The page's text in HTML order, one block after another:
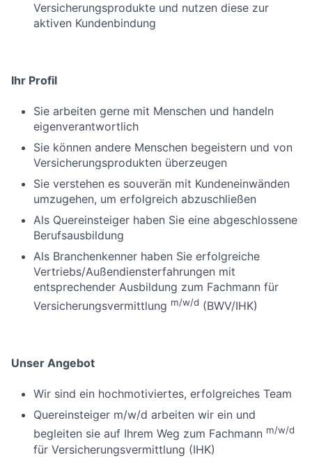
Versicherungsprodukte und nutzen diese zur
aktiven Kundenbindung
Ihr Profil
Sie arbeiten gerne mit Menschen und handeln
eigenverantwortlich
Sie können andere Menschen begeistern und von
Versicherungsprodukten überzeugen
Sie verstehen es souverän mit Kundeneinwänden
umzugehen, um erfolgreich abzuschließen
Als Quereinsteiger haben Sie eine abgeschlossene
Berufsausbildung
Als Branchenkenner haben Sie erfolgreiche
Vertriebs/Außendiensterfahrungen mit
entsprechender Ausbildung zum Fachmann für
Versicherungsvermittlung m/w/d (BWV/IHK)
Unser Angebot
Wir sind ein hochmotiviertes, erfolgreiches Team
Quereinsteiger m/w/d arbeiten wir ein und
begleiten sie auf Ihrem Weg zum Fachmann m/w/d
für Versicherungsvermittlung (IHK)